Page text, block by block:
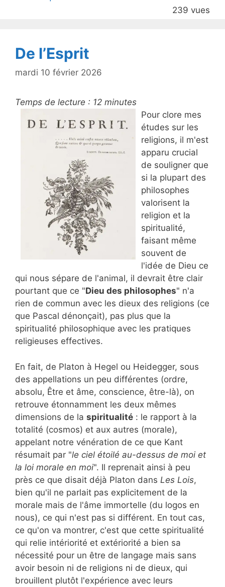
o
k
239 vues
De l’Esprit
mardi 10 février 2026
Temps de lecture : 12 minutes
Pour clore mes
études sur les
religions, il m'est
apparu crucial
de souligner que
si la plupart des
philosophes
valorisent la
religion et la
spiritualité,
faisant même
souvent de
l'idée de Dieu ce
qui nous sépare de l'animal, il devrait être clair
pourtant que ce "Dieu des philosophes" n'a
rien de commun avec les dieux des religions (ce
que Pascal dénonçait), pas plus que la
spiritualité philosophique avec les pratiques
religieuses effectives.
En fait, de Platon à Hegel ou Heidegger, sous
des appellations un peu différentes (ordre,
absolu, Être et âme, conscience, être-là), on
retrouve étonnamment les deux mêmes
dimensions de la spiritualité : le rapport à la
totalité (cosmos) et aux autres (morale),
appelant notre vénération de ce que Kant
résumait par "le ciel étoilé au-dessus de moi et
la loi morale en moi". Il reprenait ainsi à peu
près ce que disait déjà Platon dans Les Lois,
bien qu'il ne parlait pas explicitement de la
morale mais de l'âme immortelle (du logos en
nous), ce qui n'est pas si différent. En tout cas,
ce qu'on va montrer, c'est que cette spiritualité
qui relie intériorité et extériorité a bien sa
nécessité pour un être de langage mais sans
avoir besoin ni de religions ni de dieux, qui
brouillent plutôt l'expérience avec leurs